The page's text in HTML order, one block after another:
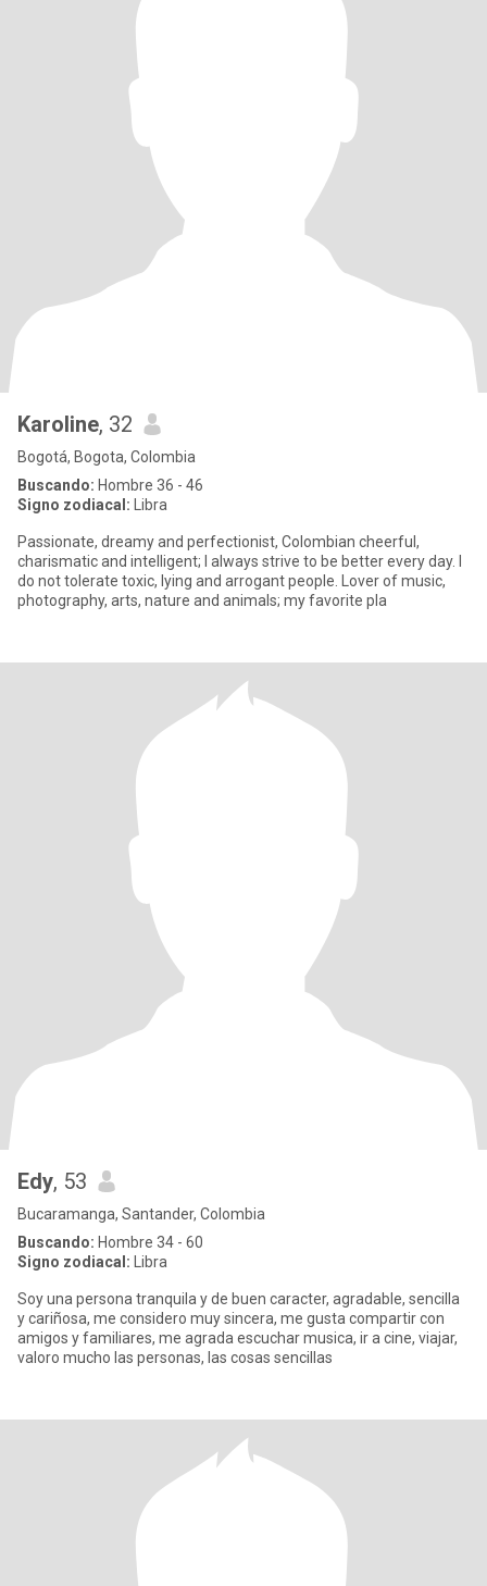
Karoline, 32
Bogotá, Bogota, Colombia
Buscando: Hombre 36 - 46
Signo zodiacal: Libra
Passionate, dreamy and perfectionist, Colombian cheerful,
charismatic and intelligent; I always strive to be better every day. I
do not tolerate toxic, lying and arrogant people. Lover of music,
photography, arts, nature and animals; my favorite pla
Edy, 53
Bucaramanga, Santander, Colombia
Buscando: Hombre 34 - 60
Signo zodiacal: Libra
Soy una persona tranquila y de buen caracter, agradable, sencilla
y cariñosa, me considero muy sincera, me gusta compartir con
amigos y familiares, me agrada escuchar musica, ir a cine, viajar,
valoro mucho las personas, las cosas sencillas